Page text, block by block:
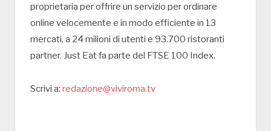
proprietaria per offrire un servizio per ordinare
online velocemente e in modo efficiente in 13
mercati, a 24 milioni di utenti e 93.700 ristoranti
partner. Just Eat fa parte del FTSE 100 Index.
Scrivi a: redazione@viviroma.tv